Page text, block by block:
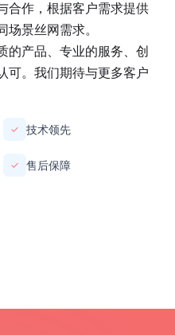
合作，根据客户需求提供
景丝网需求。
的产品、专业的服务、创
可。我们期待与更多客户
✓ 技术领先
✓ 售后保障